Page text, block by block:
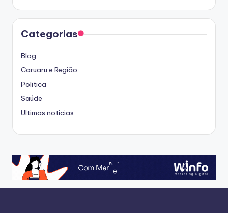
Categorias
Blog
Caruaru e Região
Politica
Saúde
Ultimas noticias